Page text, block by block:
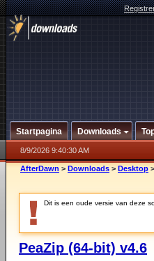
Startpagina Downloads
8/9/2026 9:40:30 AM
AfterDawn > Downloads > Desktop >
Dit is een oude versie van deze
PeaZip (64-bit) v4.6